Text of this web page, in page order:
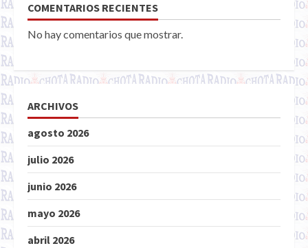
COMENTARIOS RECIENTES
No hay comentarios que mostrar.
ARCHIVOS
agosto 2026
julio 2026
junio 2026
mayo 2026
abril 2026